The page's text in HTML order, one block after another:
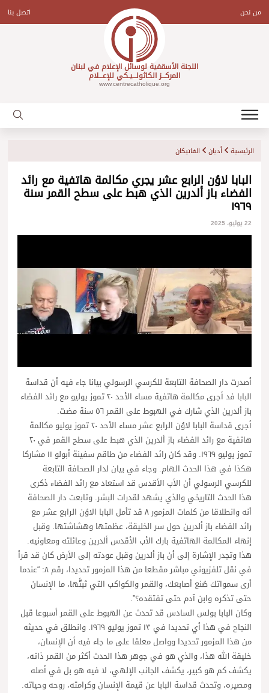
contentمن نحن اتصل بنا
اللجنة الأسقفية لوسائل الإعلام في لبنان
المركـــز الكاثولـــيـكي للإعـــلام
www.centrecatholique.org
الرئيسية أديان الفاتيكان
البابا لاوُن الرابع عشر يجري مكالمة هاتفية مع رائد
الفضاء باز ألدرين الذي هبط على سطح القمر سنة
١٩٦٩
22 يوليو، 2025
أصدرت دار الصحافة التابعة للكرسي الرسولي بيانا جاء فيه أن قداسة
البابا فد أجرى مكالمة هاتفية مساء الأحد ٢٠ تموز يوليو مع رائد الفضاء
باز ألدرين الذي شارك في الهبوط على القمر ٥٦ سنة مضت.
أجرى قداسة البابا لاوُن الرابع عشر مساء الأحد ٢٠ تموز يوليو مكالمة
هاتفية مع رائد الفضاء باز ألدرين الذي هبط على سطح القمر في ٢٠
تموز يوليو ١٩٦٩. وقد كان رائد الفضاء من طاقم سفينة أبولو ١١ مشاركا
هكذا في هذا الحدث الهام. وجاء في بيان لدار الصحافة التابعة
للكرسي الرسولي أن الأب الأقدس قد استعاد مع رائد الفضاء ذكرى
هذا الحدث التاريخي والذي يشهد لقدرات البشر. وتابعت دار الصحافة
أنه وانطلاقا من كلمات المزمور ٨ قد تأمل البابا الاوُن الرابع عشر مع
رائد الفضاء باز ألدرين حول سر الخليقة، عظمتها وهشاشتها. وقبل
إنهاء المكالمة الهاتفية بارك الأب الأقدس ألدرين وعائلته ومعاونيه.
هذا وتجدر الإشارة إلى أن باز ألدرين وقبل عودته إلى الأرض كان قد قرأ
في نقل تلفزيوني مباشر مقطعا من هذا المزمور تحديدا، رقم ٨: “عندما
أرى سمواتك صُنع أصابعك، والقمر والكواكب التي ثبتَّها، ما الإنسان
حتى تذكره وابن آدم حتى تفتقده؟”.
وكان البابا بولس السادس قد تحدث عن الهبوط على القمر أسبوعا قبل
النجاح في هذا أي تحديدا في ١٣ تموز يوليو ١٩٦٩. وانطلق في حديثه
من هذا المزمور تحديدا وواصل معلقا على ما جاء فيه أن الإنسان،
خليقة الله هذا، والذي هو في جوهر هذا الحدث أكثر من القمر ذاته،
يكشف كم هو كبير، يكشف الجانب الإلهي، لا فيه هو بل في أصله
ومصيره، وتحدث قداسة البابا عن قيمة الإنسان وكرامته، روحه وحياته.